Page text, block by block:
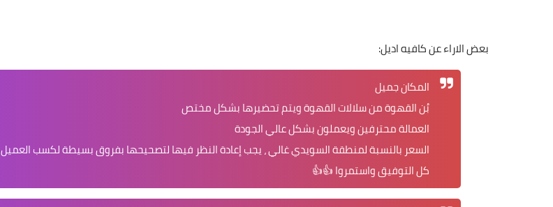
بعض الاراء عن كافيه اديل:
المكان جميل
بُن القهوة من سلالات القهوة ويتم تحضيرها بشكل مختص
العمالة محترفين ويعملون بشكل عالي الجودة
السعر بالنسبة لمنطقة السويدي غالي ، يجب إعادة النظر فيها لتصحيحها بفروق بسيطة لكسب العميل
كل التوفيق واستمروا 👍👍